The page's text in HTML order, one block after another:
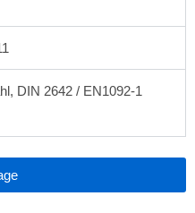
DIN 2642 / EN1092-1